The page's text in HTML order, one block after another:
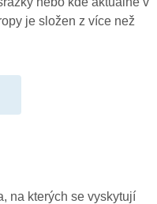
je složen z více než
na kterých se vyskytují